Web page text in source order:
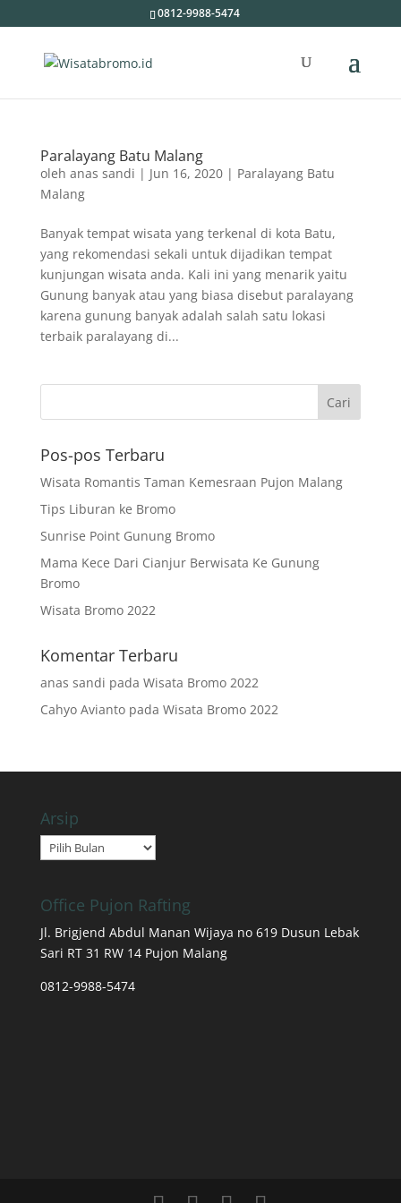
0812-9988-5474
Paralayang Batu Malang
oleh anas sandi | Jun 16, 2020| Paralayang Batu
Malang
Banyak tempat wisata yang terkenal di kota Batu,
yang rekomendasi sekali untuk dijadikan tempat
kunjungan wisata anda. Kali ini yang menarik yaitu
Gunung banyak atau yang biasa disebut paralayang
karena gunung banyak adalah salah satu lokasi
terbaik paralayang di...
Pos-pos Terbaru
Wisata Romantis Taman Kemesraan Pujon Malang
Tips Liburan ke Bromo
Sunrise Point Gunung Bromo
Mama Kece Dari Cianjur Berwisata Ke Gunung
Bromo
Wisata Bromo 2022
Komentar Terbaru
anas sandi pada Wisata Bromo 2022
Cahyo Aviantopada Wisata Bromo 2022
Arsip
Arsip
Office Pujon Rafting
Jl. Brigjend Abdul Manan Wijaya no 619 Dusun Lebak
Sari RT 31 RW 14 Pujon Malang
0812-9988-5474